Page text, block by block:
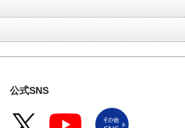
公式SNS